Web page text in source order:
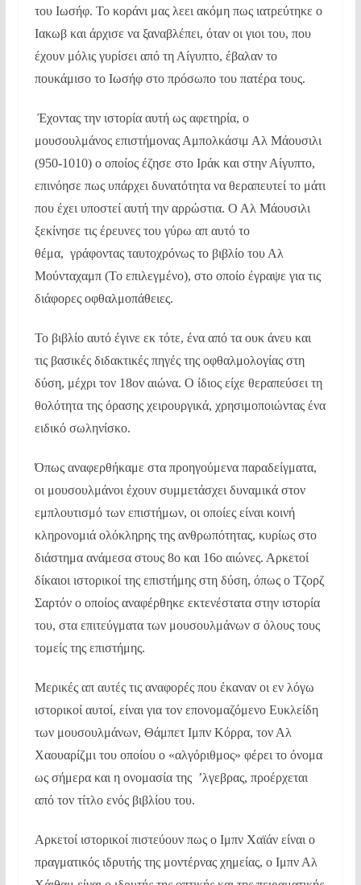
του Ιωσήφ. Το κοράνι μας λεει ακόμη πως ιατρεύτηκε ο
Ιακωβ και άρχισε να ξαναβλέπει, όταν οι γιοι του, που
έχουν μόλις γυρίσει από τη Αίγυπτο, έβαλαν το
πουκάμισο το Ιωσήφ στο πρόσωπο του πατέρα τους.
Έχοντας την ιστορία αυτή ως αφετηρία, ο
μουσουλμάνος επιστήμονας Αμπολκάσιμ Αλ Μάουσιλι
(950-1010) ο οποίος έζησε στο Ιράκ και στην Αίγυπτο,
επινόησε πως υπάρχει δυνατότητα να θεραπευτεί το μάτι
που έχει υποστεί αυτή την αρρώστια. Ο Αλ Μάουσιλι
ξεκίνησε τις έρευνες του γύρω απ αυτό το
θέμα, γράφοντας ταυτοχρόνως το βιβλίο του Αλ
Μούνταχαμπ (Το επιλεγμένο), στο οποίο έγραψε για τις
διάφορες οφθαλμοπάθειες.
Το βιβλίο αυτό έγινε εκ τότε, ένα από τα ουκ άνευ και
τις βασικές διδακτικές πηγές της οφθαλμολογίας στη
δύση, μέχρι τον 18ον αιώνα. Ο ίδιος είχε θεραπεύσει τη
θολότητα της όρασης χειρουργικά, χρησιμοποιώντας ένα
ειδικό σωληνίσκο.
Όπως αναφερθήκαμε στα προηγούμενα παραδείγματα,
οι μουσουλμάνοι έχουν συμμετάσχει δυναμικά στον
εμπλουτισμό των επιστήμων, οι οποίες είναι κοινή
κληρονομιά ολόκληρης της ανθρωπότητας, κυρίως στο
διάστημα ανάμεσα στους 8ο και 16ο αιώνες. Αρκετοί
δίκαιοι ιστορικοί της επιστήμης στη δύση, όπως ο Τζορζ
Σαρτόν ο οποίος αναφέρθηκε εκτενέστατα στην ιστορία
του, στα επιτεύγματα των μουσουλμάνων σ όλους τους
τομείς της επιστήμης.
Μερικές απ αυτές τις αναφορές που έκαναν οι εν λόγω
ιστορικοί αυτοί, είναι για τον επονομαζόμενο Ευκλείδη
των μουσουλμάνων, Θάμπετ Ιμπν Κόρρα, τον Αλ
Χαουαρίζμι του οποίου ο «αλγόριθμος» φέρει το όνομα
ως σήμερα και η ονομασία της ’λγεβρας, προέρχεται
από τον τίτλο ενός βιβλίου του.
Αρκετοί ιστορικοί πιστεύουν πως ο Ιμπν Χαϊάν είναι ο
πραγματικός ιδρυτής της μοντέρνας χημείας, ο Ιμπν Αλ